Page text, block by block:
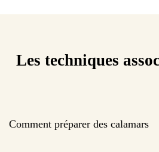
Les techniques
Comment préparer des calamars